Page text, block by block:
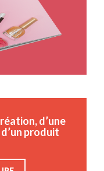
d’une
produit